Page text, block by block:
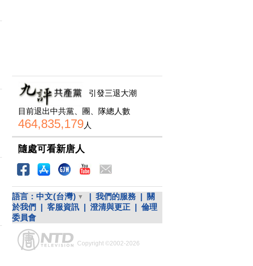
引發三退大潮
目前退出中共黨、團、隊總人數
464,835,179人
隨處可看新唐人
語言： 中文(台灣) 我們的服務
關
於我們
客服資訊 澄清與更正
倫理
委員會
Copyright ©2002-2026